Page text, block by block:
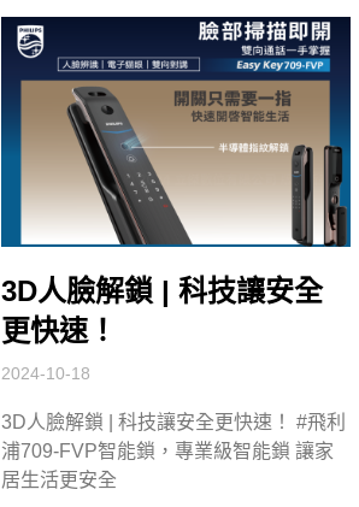
3D人臉解鎖 | 科技讓安全
更快速！
2024-10-18
3D人臉解鎖 | 科技讓安全更快速！ #飛利
浦709-FVP智能鎖，專業級智能鎖 讓家
居生活更安全